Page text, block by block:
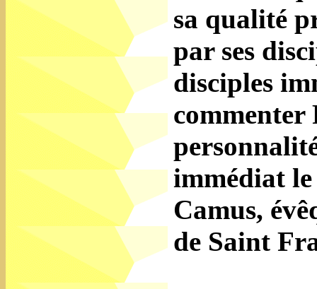
sa qualité
par ses
disciples
commenter
immédiat
Camus,
de Saint